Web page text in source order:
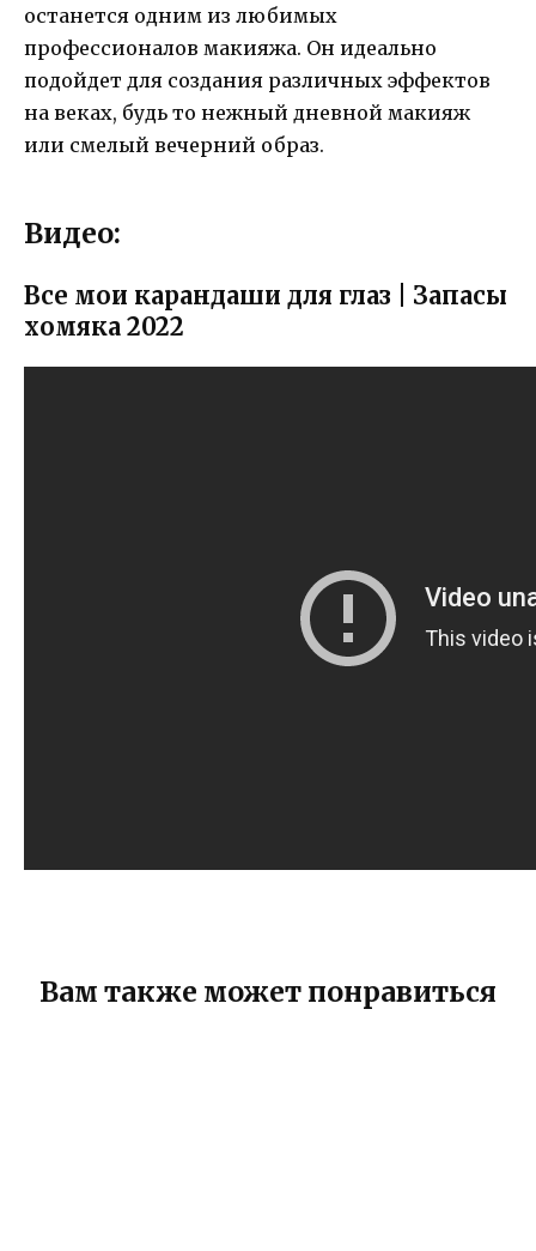
останется одним из любимых
профессионалов макияжа. Он идеально
подойдет для создания различных эффектов
на веках, будь то нежный дневной макияж
или смелый вечерний образ.
Видео:
Все мои карандаши для глаз | Запасы
хомяка 2022
Вам также может понравиться